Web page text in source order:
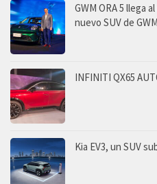
GWM ORA 5 llega
nuevo SUV de GWM
INFINITI QX65
Kia EV3, un SUV